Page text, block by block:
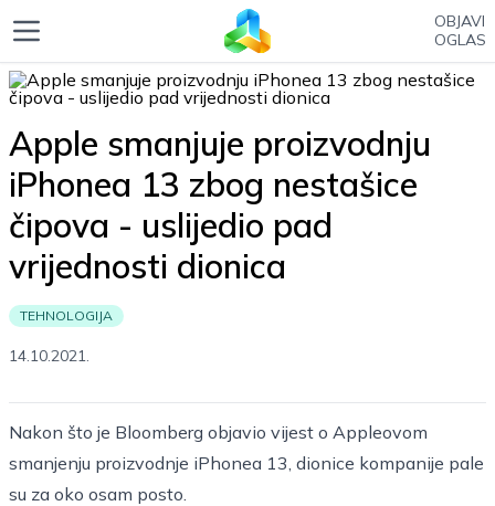
OBJAVI
OGLAS
Apple smanjuje proizvodnju
iPhonea 13 zbog nestašice
čipova - uslijedio pad
vrijednosti dionica
TEHNOLOGIJA
14.10.2021.
Nakon što je Bloomberg objavio vijest o Appleovom
smanjenju proizvodnje iPhonea 13, dionice kompanije pale
su za oko osam posto.